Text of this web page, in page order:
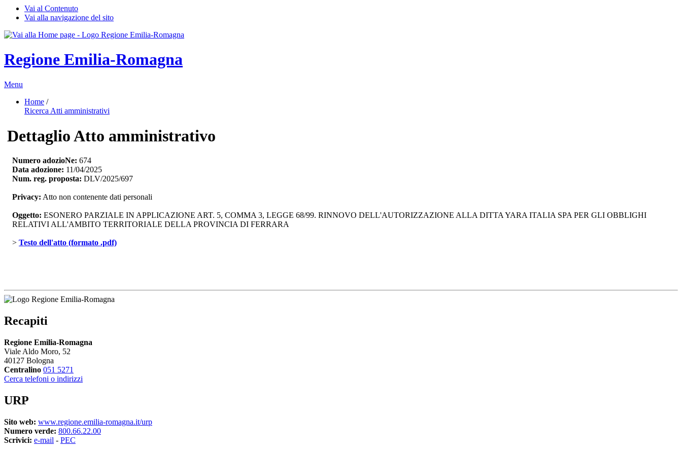
Vai al Contenuto
Vai alla navigazione del sito
Regione Emilia-Romagna
Menu
Home /
Ricerca Atti amministrativi
Dettaglio Atto amministrativo
Numero adozioNe: 674
Data adozione: 11/04/2025
Num. reg. proposta: DLV/2025/697
Privacy: Atto non contenente dati personali
Oggetto: ESONERO PARZIALE IN APPLICAZIONE ART. 5, COMMA 3, LEGGE 68/99. RINNOVO DELL'AUTORIZZAZIONE ALLA DITTA YARA ITALIA SPA PER GLI OBBLIGHI
RELATIVI ALL'AMBITO TERRITORIALE DELLA PROVINCIA DI FERRARA
> Testo dell'atto (formato .pdf)
Recapiti
Regione Emilia-Romagna
Viale Aldo Moro, 52
40127 Bologna
Centralino 051 5271
Cerca telefoni o indirizzi
URP
Sito web: www.regione.emilia-romagna.it/urp
Numero verde: 800.66.22.00
Scrivici: e-mail - PEC